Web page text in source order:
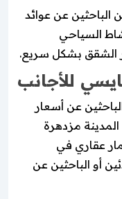
الباحثين عن عوائد
السياحي
الشقق بشكل سريع.
للأجانب
عن أسعار
مزدهرة
عقاري في
أو الباحثين عن